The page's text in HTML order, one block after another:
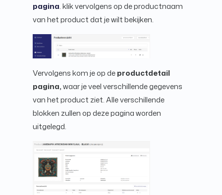
pagina. klik vervolgens op de productnaam
van het product dat je wilt bekijken.
Vervolgens kom je op deproductdetail
pagina,waar je veel verschillende gegevens
van het product ziet. Alle verschillende
blokken zullen op deze pagina worden
uitgelegd.